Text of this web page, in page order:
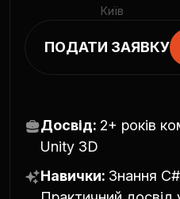
Київ
ПОДАТИ ЗАЯВКУ
Досвід: 2+ років
Unity 3D
Навички: Знання